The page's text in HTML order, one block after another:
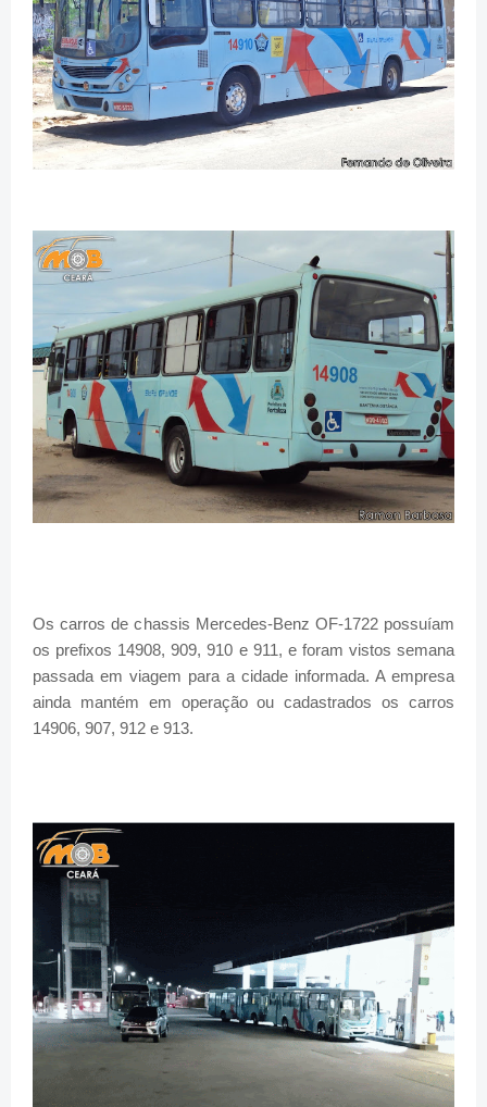
Os carros de chassis Mercedes-Benz OF-1722 possuíam
os prefixos 14908, 909, 910 e 911, e foram vistos semana
passada em viagem para a cidade informada. A empresa
ainda mantém em operação ou cadastrados os carros
14906, 907, 912 e 913.